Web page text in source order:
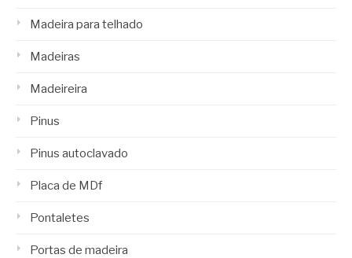
Madeira para telhado
Madeiras
Madeireira
Pinus
Pinus autoclavado
Placa de MDf
Pontaletes
Portas de madeira